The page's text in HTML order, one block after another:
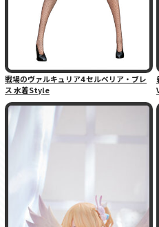
戦場のヴァルキュリア4 セルベリア・ブレ
ス 水着Style